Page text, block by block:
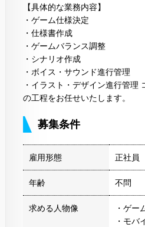
【具体的な業務内容】
・ゲーム仕様決定
・仕様書作成
・ゲームバランス調整
・シナリオ作成
・ボイス・サウンド進行管理
・イラスト・デザイン進行管
の工程をお任せいたします。
募集条件
雇用形態 正社員
年齢 不問
求める人物像
・ゲー
・モバ